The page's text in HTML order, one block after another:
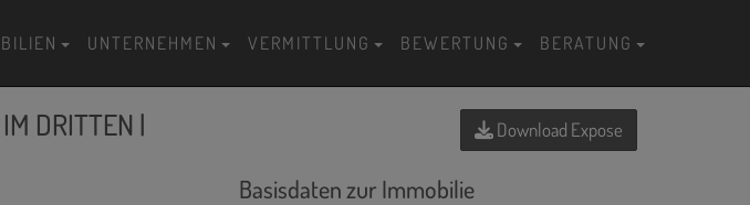
UNTERNEHMEN VERMITTLUNG BEWERTUNG BERATUNG
DRITTEN |
Download Expose
Basisdaten zur Immobilie